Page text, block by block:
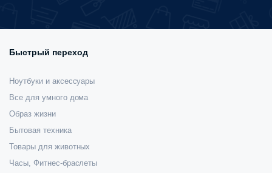
Быстрый переход
Ноутбуки и аксессуары
Все для умного дома
Образ жизни
Бытовая техника
Товары для животных
Часы, Фитнес-браслеты